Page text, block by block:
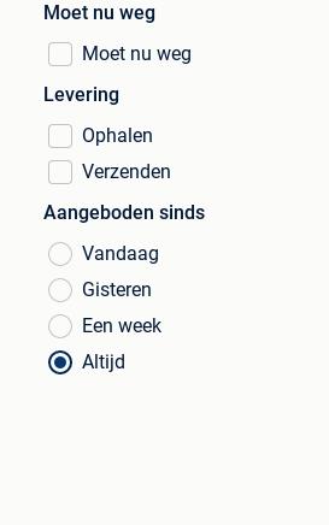
Moet nu weg
Moet nu weg
Levering
Ophalen
Verzenden
Aangeboden sinds
Vandaag
Gisteren
Een week
Altijd